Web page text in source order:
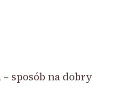
– sposób na dobry